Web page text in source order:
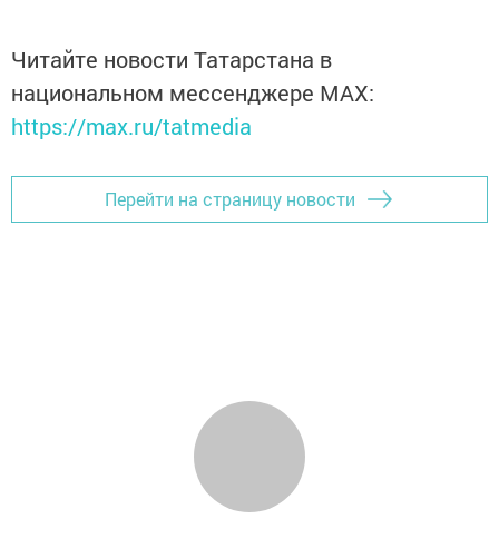
Читайте новости Татарстана в
национальном мессенджере MАХ:
https://max.ru/tatmedia
Перейти на страницу новости